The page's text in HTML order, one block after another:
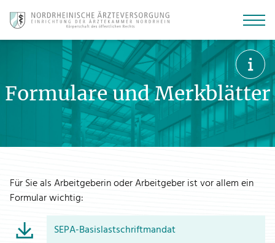
Hauptnavigation
Kontaktmöglichkeiten
springen
Formulare und Merkblätter
Für Sie als Arbeitgeberin oder Arbeitgeber ist vor allem ein
Formular wichtig:
SEPA-Basislastschriftmandat